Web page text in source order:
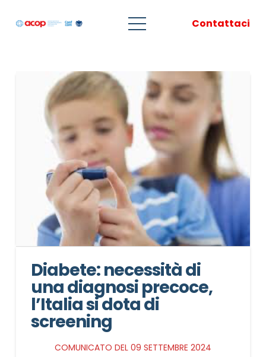
Contattaci
Diabete: necessità di
una diagnosi precoce,
l’Italia si dota di
screening
COMUNICATO DEL 09 SETTEMBRE 2024